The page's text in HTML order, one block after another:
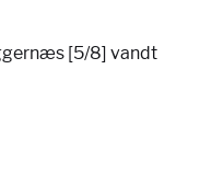
[5/8] vandt